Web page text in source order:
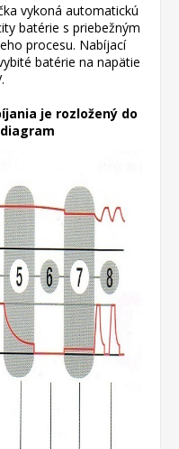
vykoná automatickú
batérie s priebežným
procesu. Nabíjací
batérie na napätie
je rozložený do